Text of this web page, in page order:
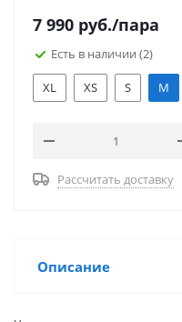
7 990 руб./пара
Есть в наличии (2)
XL XS S M
Рассчитать доставку
Описание